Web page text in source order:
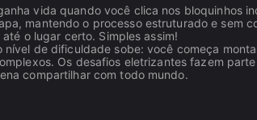
vida quando você clica nos bloquinhos
mantendo o processo estruturado e sem
o lugar certo. Simples assim!
nível de dificuldade sobe: você começa
Os desafios eletrizantes fazem
compartilhar com todo mundo.